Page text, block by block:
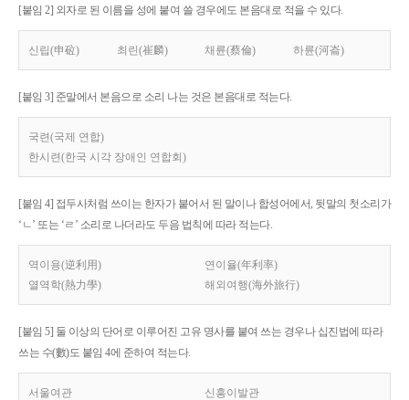
[붙임 2] 외자로 된 이름을 성에 붙여 쓸 경우에도 본음대로 적을 수 있다.
신립(申砬) 최린(崔麟) 채륜(蔡倫) 하륜(河崙)
[붙임 3] 준말에서 본음으로 소리 나는 것은 본음대로 적는다.
국련(국제 연합)
한시련(한국 시각 장애인 연합회)
[붙임 4] 접두사처럼 쓰이는 한자가 붙어서 된 말이나 합성어에서, 뒷말의 첫소리가
‘ㄴ’ 또는 ‘ㄹ’ 소리로 나더라도 두음 법칙에 따라 적는다.
역이용(逆利用)
연이율(年利率)
열역학(熱力學)
해외여행(海外旅行)
[붙임 5] 둘 이상의 단어로 이루어진 고유 명사를 붙여 쓰는 경우나 십진법에 따라
쓰는 수(數)도 붙임 4에 준하여 적는다.
서울여관 신흥이발관